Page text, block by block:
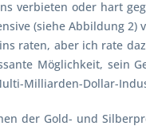
verbieten oder hart
(siehe Abbildung
raten, aber ich rate
Möglichkeit, sein
Milliarden-Dollar-
der Gold- und